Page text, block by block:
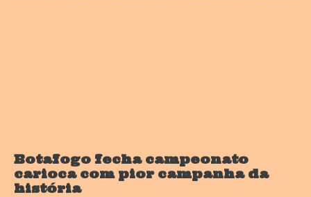
Botafogo fecha campeonato
carioca com pior campanha da
história